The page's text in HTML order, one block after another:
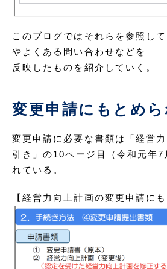
このブログではそれらを参照し
やよくある問い合わせなどを
反映したものを紹介していく。
変更申請にもとめ
変更申請に必要な書類は「経営
引き」の10ページ目（令和元年7
れている。
【経営力向上計画の変更申請に